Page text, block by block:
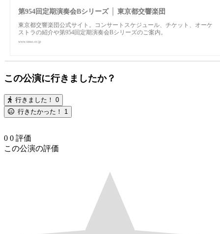
第954回定期演奏会Bシリーズ │ 東京都交響楽団
東京都交響楽団公式サイト。コンサートスケジュール、チケット、オーケ
ストラの紹介や第954回定期演奏会Bシリーズのご案内。
www.tmso.or.jp
この公演に行きましたか？
行きました！ 0
行きたかった！ 1
0 0 評価
この公演の評価